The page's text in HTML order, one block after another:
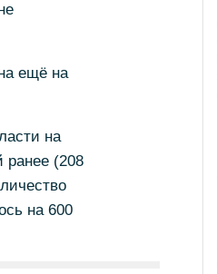
ещё на
на
ранее (208
на 600